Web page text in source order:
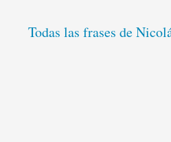
Todas las frases de